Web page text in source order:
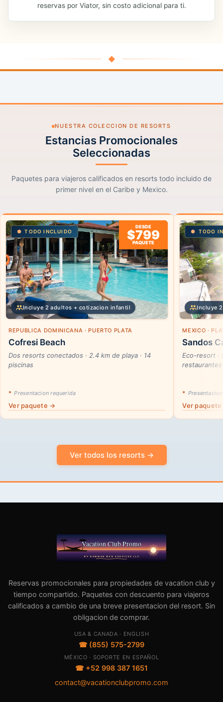
reservas por Viator, sin costo adicional para ti.
◆
NUESTRA COLECCION DE RESORTS
Estancias Promocionales
Seleccionadas
Paquetes para viajeros calificados en resorts todo incluido de
primer nivel en el Caribe y Mexico.
TODO INCLUIDO
DESDE
$799
PAQUETE
Incluye 2 adultos + cotizacion infantil
REPUBLICA DOMINICANA · PUERTO PLATA
Cofresi Beach
Dos resorts conectados · 2.4 km de playa · 14
piscinas
* Presentacion requerida
Ver paquete →
TODO
Incluye
MEXICO ·
Sandos
Eco-resort ·
restaurantes
*
Ver
Ver todos los resorts →
Reservas promocionales para propiedades de vacation club y
tiempo compartido. Paquetes con descuento para viajeros
calificados a cambio de una breve presentacion del resort. Sin
obligacion de comprar.
USA & CANADA · ENGLISH
☎ (855) 575-2799
MÉXICO · SOPORTE EN ESPAÑOL
☎ +52 998 387 1651
contact@vacationclubpromo.com